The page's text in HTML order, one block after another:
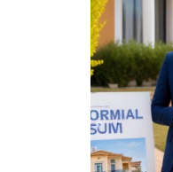
El estilo
metálicos;
Estilo
El estilo